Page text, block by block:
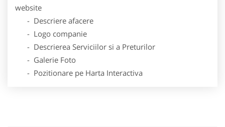
website
- Descriere afacere
- Logo companie
- Descrierea Serviciilor si a Preturilor
- Galerie Foto
- Pozitionare pe Harta Interactiva